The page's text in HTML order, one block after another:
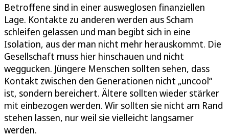
Betroffene sind in einer ausweglosen finanziellen
Lage. Kontakte zu anderen werden aus Scham
schleifen gelassen und man begibt sich in eine
Isolation, aus der man nicht mehr herauskommt. Die
Gesellschaft muss hier hinschauen und nicht
weggucken. Jüngere Menschen sollten sehen, dass
Kontakt zwischen den Generationen nicht „uncool“
ist, sondern bereichert. Ältere sollten wieder stärker
mit einbezogen werden. Wir sollten sie nicht am Rand
stehen lassen, nur weil sie vielleicht langsamer
werden.